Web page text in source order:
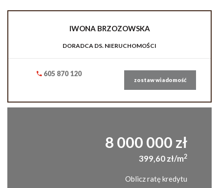
IWONA BRZOZOWSKA
DORADCA DS. NIERUCHOMOŚCI
605 870 120
zostaw wiadomość
8 000 000 zł
399,60 zł/m2
Oblicz ratę kredytu